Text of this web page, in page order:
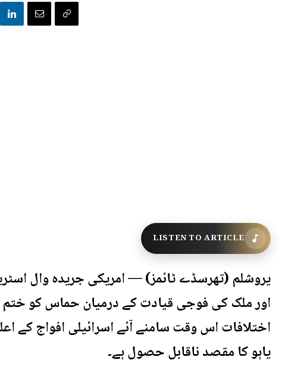
LISTEN TO ARTICLE
یروشلم (تھرسڈے ٹائمز) — امریکی جریدہ وال
اور ملک کی فوجی قیادت کے درمیان حماس کو ختم
اختلافات اس وقت سامنے آئے اسرائیلی افواج کے
یاہو کا مقصد ناقابل حصول ہے۔